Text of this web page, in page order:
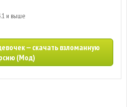
и выше
— скачать взломанную
(Мод)